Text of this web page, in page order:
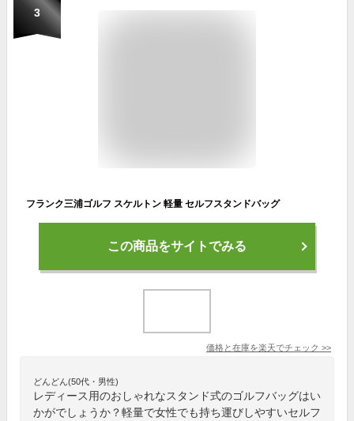
3
フランク三浦ゴルフ スケルトン 軽量 セルフスタンドバッグ
この商品をサイトでみる
価格と在庫を楽天でチェック >>
どんどん(50代・男性)
レディース用のおしゃれなスタンド式のゴルフバッグはい
かがでしょうか？軽量で女性でも持ち運びしやすいセルフ